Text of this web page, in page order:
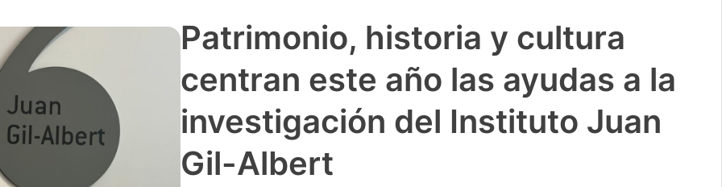
Patrimonio, historia y cultura
centran este año las ayudas a la
investigación del Instituto Juan
Gil-Albert